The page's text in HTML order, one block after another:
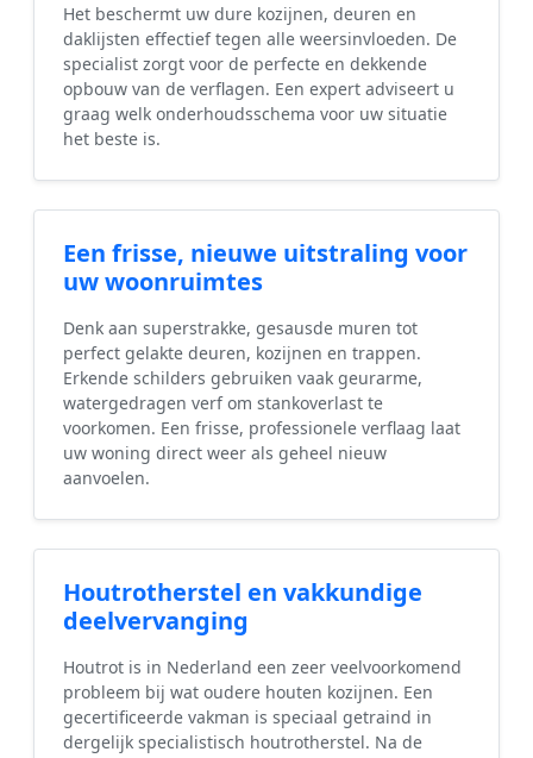
Het beschermt uw dure kozijnen, deuren en
daklijsten effectief tegen alle weersinvloeden. De
specialist zorgt voor de perfecte en dekkende
opbouw van de verflagen. Een expert adviseert u
graag welk onderhoudsschema voor uw situatie
het beste is.
Een frisse, nieuwe uitstraling voor
uw woonruimtes
Denk aan superstrakke, gesausde muren tot
perfect gelakte deuren, kozijnen en trappen.
Erkende schilders gebruiken vaak geurarme,
watergedragen verf om stankoverlast te
voorkomen. Een frisse, professionele verflaag laat
uw woning direct weer als geheel nieuw
aanvoelen.
Houtrotherstel en vakkundige
deelvervanging
Houtrot is in Nederland een zeer veelvoorkomend
probleem bij wat oudere houten kozijnen. Een
gecertificeerde vakman is speciaal getraind in
dergelijk specialistisch houtrotherstel. Na de